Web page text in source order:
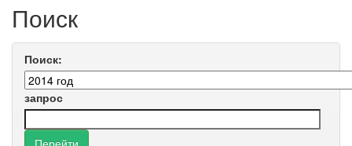
Поиск
Поиск:
запрос